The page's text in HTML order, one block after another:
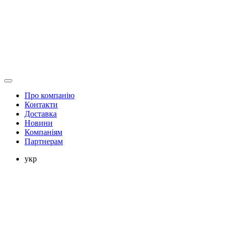
Про компанію
Контакти
Доставка
Новини
Компаніям
Партнерам
укр